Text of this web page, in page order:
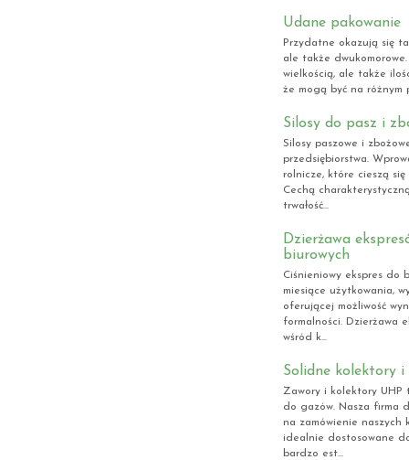
Udane pakowanie
Przydatne okazują się
ale także
wielkością, ale także
że mogą być na różnym
Silosy do pasz i
Silosy paszowe i
przedsiębiorstwa.
rolnicze, które cieszą
Cechą
trwałość...
Dzierżawa
biurowych
Ciśnieniowy ekspres do
miesiące użytkowania,
oferującej możliwość
formalności. Dzierżawa
wśród k...
Solidne kolektory i
Zawory i kolektory UHP
do gazów. Nasza firma
na zamówienie naszych
idealnie dostosowane
bardzo est...